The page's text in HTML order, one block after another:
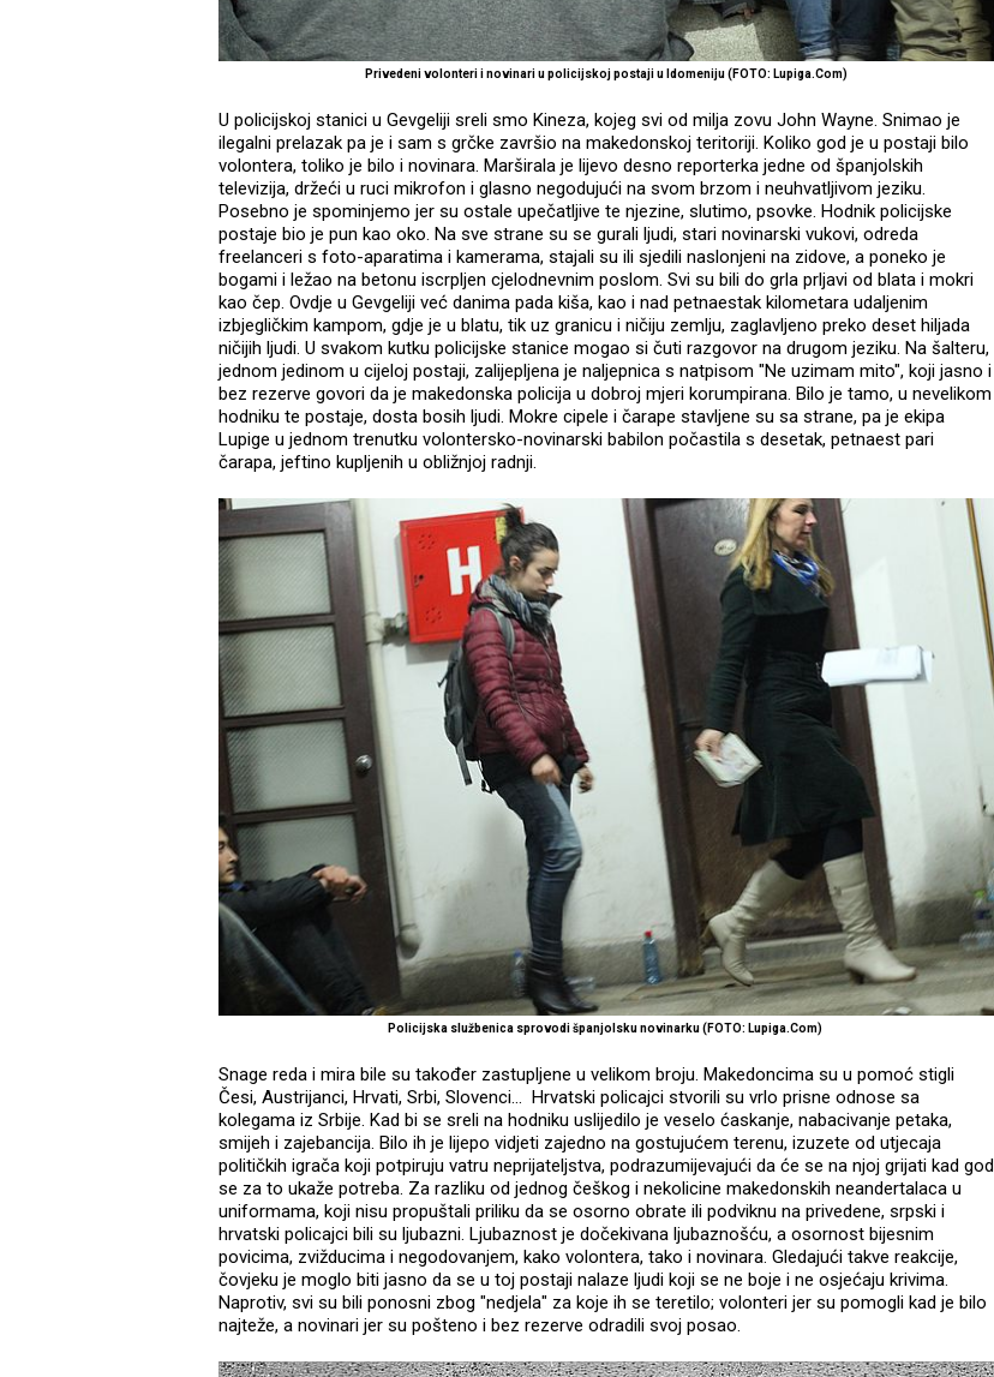
Privedeni volonteri i novinari u policijskoj postaji u Idomeniju (FOTO: Lupiga.Com)
U policijskoj stanici u Gevgeliji sreli smo Kineza, kojeg svi od milja zovu John Wayne. Snimao je
ilegalni prelazak pa je i sam s grčke završio na makedonskoj teritoriji. Koliko god je u postaji bilo
volontera, toliko je bilo i novinara. Marširala je lijevo desno reporterka jedne od španjolskih
televizija, držeći u ruci mikrofon i glasno negodujući na svom brzom i neuhvatljivom jeziku.
Posebno je spominjemo jer su ostale upečatljive te njezine, slutimo, psovke. Hodnik policijske
postaje bio je pun kao oko. Na sve strane su se gurali ljudi, stari novinarski vukovi, odreda
freelanceri s foto-aparatima i kamerama, stajali su ili sjedili naslonjeni na zidove, a poneko je
bogami i ležao na betonu iscrpljen cjelodnevnim poslom. Svi su bili do grla prljavi od blata i mokri
kao čep. Ovdje u Gevgeliji već danima pada kiša, kao i nad petnaestak kilometara udaljenim
izbjegličkim kampom, gdje je u blatu, tik uz granicu i ničiju zemlju, zaglavljeno preko deset hiljada
ničijih ljudi. U svakom kutku policijske stanice mogao si čuti razgovor na drugom jeziku. Na šalteru,
jednom jedinom u cijeloj postaji, zalijepljena je naljepnica s natpisom "Ne uzimam mito", koji jasno i
bez rezerve govori da je makedonska policija u dobroj mjeri korumpirana. Bilo je tamo, u nevelikom
hodniku te postaje, dosta bosih ljudi. Mokre cipele i čarape stavljene su sa strane, pa je ekipa
Lupige u jednom trenutku volontersko-novinarski babilon počastila s desetak, petnaest pari
čarapa, jeftino kupljenih u obližnjoj radnji.
Policijska službenica sprovodi španjolsku novinarku (FOTO: Lupiga.Com)
Snage reda i mira bile su također zastupljene u velikom broju. Makedoncima su u pomoć stigli
Česi, Austrijanci, Hrvati, Srbi, Slovenci... Hrvatski policajci stvorili su vrlo prisne odnose sa
kolegama iz Srbije. Kad bi se sreli na hodniku uslijedilo je veselo ćaskanje, nabacivanje petaka,
smijeh i zajebancija. Bilo ih je lijepo vidjeti zajedno na gostujućem terenu, izuzete od utjecaja
političkih igrača koji potpiruju vatru neprijateljstva, podrazumijevajući da će se na njoj grijati kad god
se za to ukaže potreba. Za razliku od jednog češkog i nekolicine makedonskih neandertalaca u
uniformama, koji nisu propuštali priliku da se osorno obrate ili podviknu na privedene, srpski i
hrvatski policajci bili su ljubazni. Ljubaznost je dočekivana ljubaznošću, a osornost bijesnim
povicima, zvižducima i negodovanjem, kako volontera, tako i novinara. Gledajući takve reakcije,
čovjeku je moglo biti jasno da se u toj postaji nalaze ljudi koji se ne boje i ne osjećaju krivima.
Naprotiv, svi su bili ponosni zbog "nedjela" za koje ih se teretilo; volonteri jer su pomogli kad je bilo
najteže, a novinari jer su pošteno i bez rezerve odradili svoj posao.